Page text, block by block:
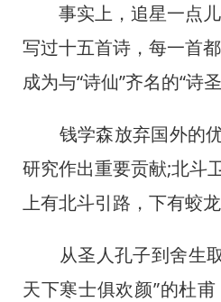
事实上，追星一点儿
写过十五首诗，每一首
成为与“诗仙”齐名的“诗
钱学森放弃国外的优
研究作出重要贡献;北斗
上有北斗引路，下有蛟
从圣人孔子到舍生取
天下寒士俱欢颜”的杜